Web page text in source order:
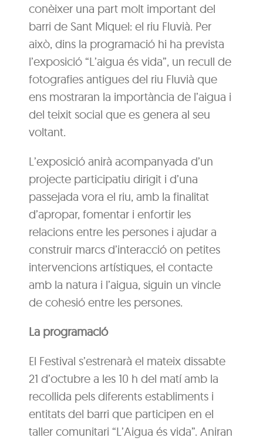
conèixer una part molt important del
barri de Sant Miquel: el riu Fluvià. Per
això, dins la programació hi ha prevista
l’exposició “L’aigua és vida”, un recull de
fotografies antigues del riu Fluvià que
ens mostraran la importància de l’aigua i
del teixit social que es genera al seu
voltant.
L’exposició anirà acompanyada d’un
projecte participatiu dirigit i d’una
passejada vora el riu, amb la finalitat
d’apropar, fomentar i enfortir les
relacions entre les persones i ajudar a
construir marcs d’interacció on petites
intervencions artístiques, el contacte
amb la natura i l’aigua, siguin un vincle
de cohesió entre les persones.
La programació
El Festival s’estrenarà el mateix dissabte
21 d’octubre a les 10 h del matí amb la
recollida pels diferents establiments i
entitats del barri que participen en el
taller comunitari “L’Aigua és vida”. Aniran